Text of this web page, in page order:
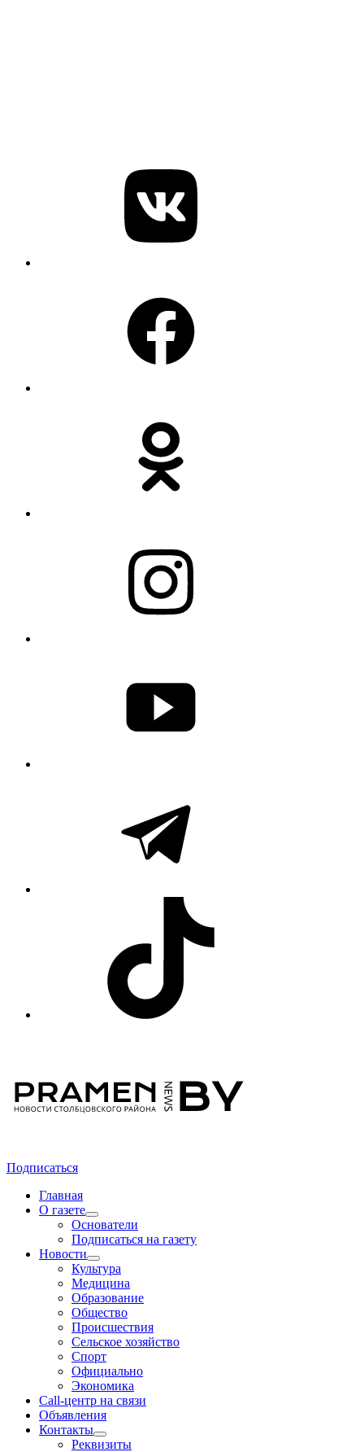
Подписаться
Главная
О газете
Основатели
Подписаться на газету
Новости
Культура
Медицина
Образование
Общество
Происшествия
Сельское хозяйство
Спорт
Официально
Экономика
Call-центр на связи
Объявления
Контакты
Реквизиты